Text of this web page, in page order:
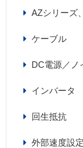
AZシリーズ
ケーブル
DC電源／ノ
インバータ
回生抵抗
外部速度設